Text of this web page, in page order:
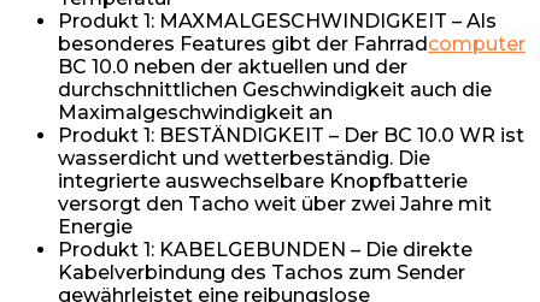
Produkt 1: MAXMALGESCHWINDIGKEIT – Als
besonderes Features gibt der Fahrradcomputer
BC 10.0 neben der aktuellen und der
durchschnittlichen Geschwindigkeit auch die
Maximalgeschwindigkeit an
Produkt 1: BESTÄNDIGKEIT – Der BC 10.0 WR ist
wasserdicht und wetterbeständig. Die
integrierte auswechselbare Knopfbatterie
versorgt den Tacho weit über zwei Jahre mit
Energie
Produkt 1: KABELGEBUNDEN – Die direkte
Kabelverbindung des Tachos zum Sender
gewährleistet eine reibungslose